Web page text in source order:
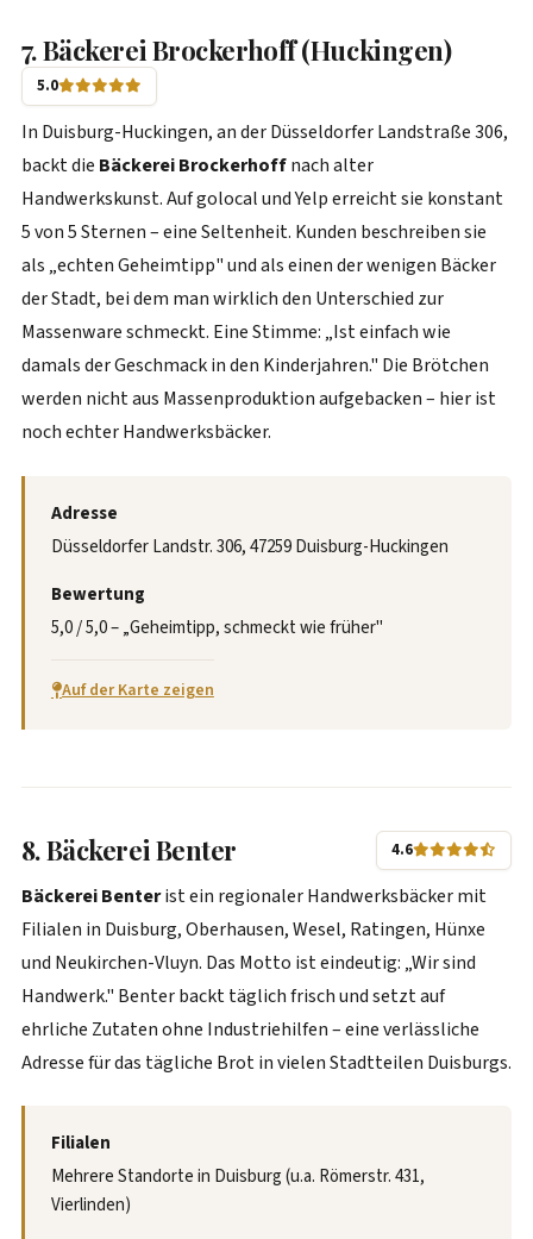
7. Bäckerei Brockerhoff (Huckingen)
5.0
In Duisburg-Huckingen, an der Düsseldorfer Landstraße 306,
backt die Bäckerei Brockerhoffnach alter
Handwerkskunst. Auf golocal und Yelp erreicht sie konstant
5 von 5 Sternen – eine Seltenheit. Kunden beschreiben sie
als „echten Geheimtipp" und als einen der wenigen Bäcker
der Stadt, bei dem man wirklich den Unterschied zur
Massenware schmeckt. Eine Stimme: „Ist einfach wie
damals der Geschmack in den Kinderjahren." Die Brötchen
werden nicht aus Massenproduktion aufgebacken – hier ist
noch echter Handwerksbäcker.
Adresse
Düsseldorfer Landstr. 306, 47259 Duisburg-Huckingen
Bewertung
5,0 / 5,0 – „Geheimtipp, schmeckt wie früher"
Auf der Karte zeigen
8. Bäckerei Benter 4.6
Bäckerei Benterist ein regionaler Handwerksbäcker mit
Filialen in Duisburg, Oberhausen, Wesel, Ratingen, Hünxe
und Neukirchen-Vluyn. Das Motto ist eindeutig: „Wir sind
Handwerk." Benter backt täglich frisch und setzt auf
ehrliche Zutaten ohne Industriehilfen – eine verlässliche
Adresse für das tägliche Brot in vielen Stadtteilen Duisburgs.
Filialen
Mehrere Standorte in Duisburg (u.a. Römerstr. 431,
Vierlinden)